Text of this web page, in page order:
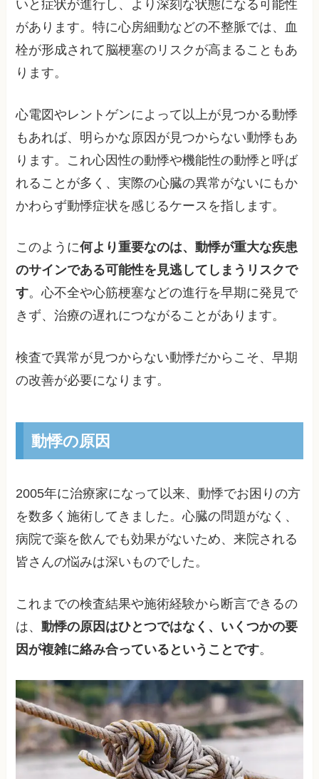
いと症状が進行し、より深刻な状態になる可能性
があります。特に心房細動などの不整脈では、血
栓が形成されて脳梗塞のリスクが高まることもあ
ります。
心電図やレントゲンによって以上が見つかる動悸
もあれば、明らかな原因が見つからない動悸もあ
ります。これ心因性の動悸や機能性の動悸と呼ば
れることが多く、実際の心臓の異常がないにもか
かわらず動悸症状を感じるケースを指します。
このように何より重要なのは、動悸が重大な疾患
のサインである可能性を見逃してしまうリスクで
す。心不全や心筋梗塞などの進行を早期に発見で
きず、治療の遅れにつながることがあります。
検査で異常が見つからない動悸だからこそ、早期
の改善が必要になります。
動悸の原因
2005年に治療家になって以来、動悸でお困りの方
を数多く施術してきました。心臓の問題がなく、
病院で薬を飲んでも効果がないため、来院される
皆さんの悩みは深いものでした。
これまでの検査結果や施術経験から断言できるの
は、動悸の原因はひとつではなく、いくつかの要
因が複雑に絡み合っているということです。